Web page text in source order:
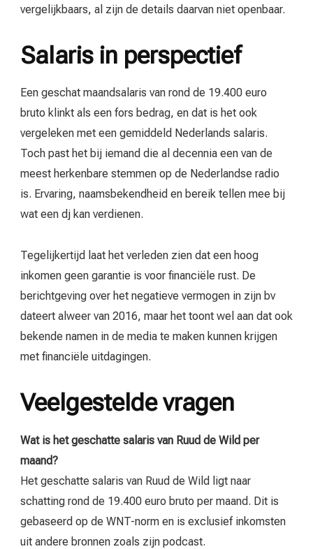
vergelijkbaars, al zijn de details daarvan niet openbaar.
Salaris in perspectief
Een geschat maandsalaris van rond de 19.400 euro
bruto klinkt als een fors bedrag, en dat is het ook
vergeleken met een gemiddeld Nederlands salaris.
Toch past het bij iemand die al decennia een van de
meest herkenbare stemmen op de Nederlandse radio
is. Ervaring, naamsbekendheid en bereik tellen mee bij
wat een dj kan verdienen.
Tegelijkertijd laat het verleden zien dat een hoog
inkomen geen garantie is voor financiële rust. De
berichtgeving over het negatieve vermogen in zijn bv
dateert alweer van 2016, maar het toont wel aan dat ook
bekende namen in de media te maken kunnen krijgen
met financiële uitdagingen.
Veelgestelde vragen
Wat is het geschatte salaris van Ruud de Wild per
maand?
Het geschatte salaris van Ruud de Wild ligt naar
schatting rond de 19.400 euro bruto per maand. Dit is
gebaseerd op de WNT-norm en is exclusief inkomsten
uit andere bronnen zoals zijn podcast.